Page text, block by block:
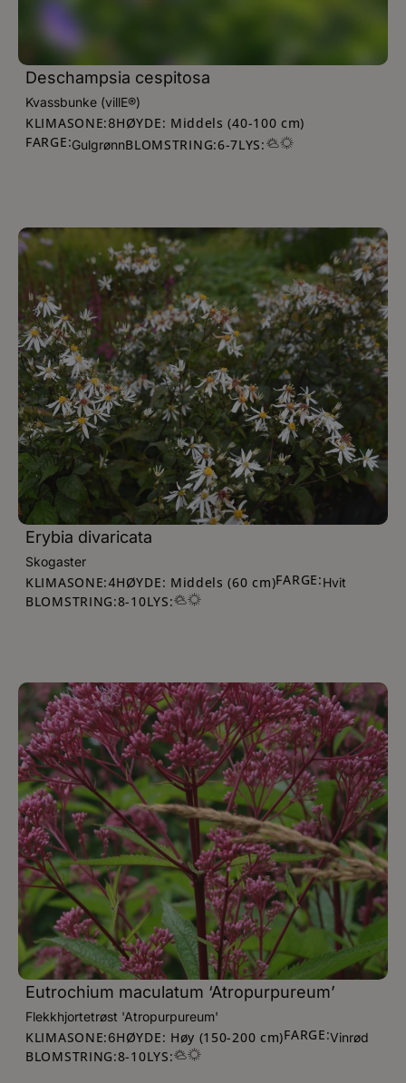
Deschampsia cespitosa
Kvassbunke (villE®)
KLIMASONE:8HØYDE: Middels (40-100 cm)
FARGE:GulgrønnBLOMSTRING:6-7LYS:
Erybia divaricata
Skogaster
KLIMASONE:4HØYDE: Middels (60 cm)FARGE:Hvit
BLOMSTRING:8-10LYS:
Eutrochium maculatum ‘Atropurpureum’
Flekkhjortetrøst 'Atropurpureum'
KLIMASONE:6HØYDE: Høy (150-200 cm)FARGE:Vinrød
BLOMSTRING:8-10LYS: